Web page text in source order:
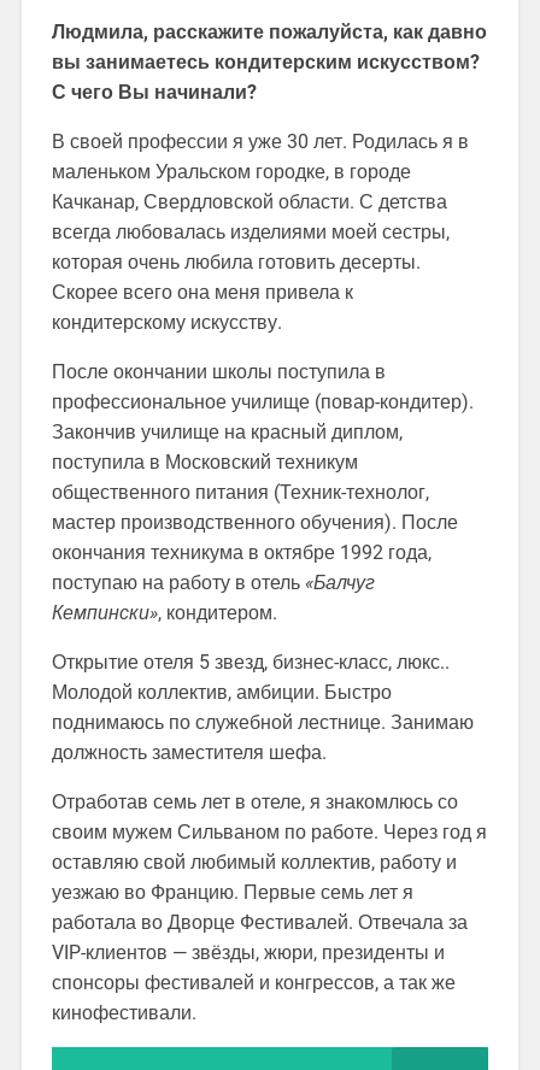
Людмила, расскажите пожалуйста, как давно
вы занимаетесь кондитерским искусством?
С чего Вы начинали?
В своей профессии я уже 30 лет. Родилась я в
маленьком Уральском городке, в городе
Качканар, Свердловской области. С детства
всегда любовалась изделиями моей сестры,
которая очень любила готовить десерты.
Скорее всего она меня привела к
кондитерскому искусству.
После окончании школы поступила в
профессиональное училище (повар-кондитер).
Закончив училище на красный диплом,
поступила в Московский техникум
общественного питания (Техник-технолог,
мастер производственного обучения). После
окончания техникума в октябре 1992 года,
поступаю на работу в отель «Балчуг
Кемпински», кондитером.
Открытие отеля 5 звезд, бизнес-класс, люкс..
Молодой коллектив, амбиции. Быстро
поднимаюсь по служебной лестнице. Занимаю
должность заместителя шефа.
Отработав семь лет в отеле, я знакомлюсь со
своим мужем Сильваном по работе. Через год я
оставляю свой любимый коллектив, работу и
уезжаю во Францию. Первые семь лет я
работала во Дворце Фестивалей. Отвечала за
VIP-клиентов — звёзды, жюри, президенты и
спонсоры фестивалей и конгрессов, а так же
кинофестивали.